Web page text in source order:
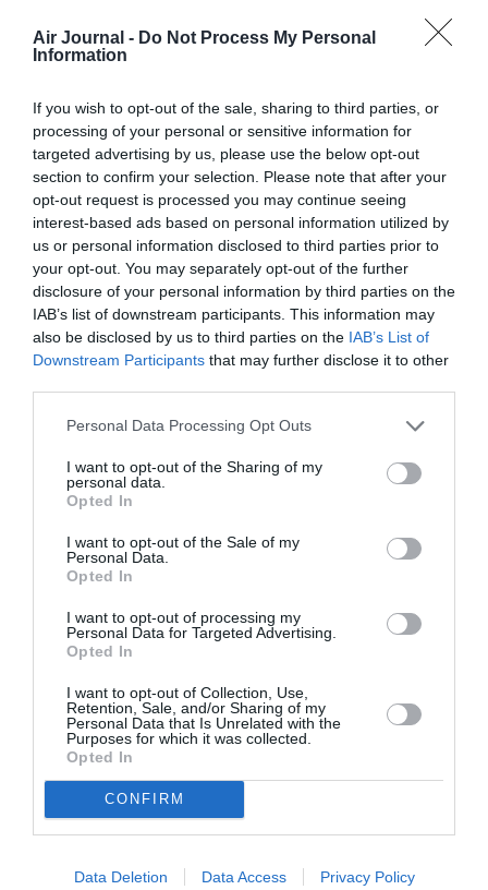
Air Journal - Do Not Process My Personal
Information
If you wish to opt-out of the sale, sharing to third parties, or
processing of your personal or sensitive information for
targeted advertising by us, please use the below opt-out
section to confirm your selection. Please note that after your
opt-out request is processed you may continue seeing
interest-based ads based on personal information utilized by
us or personal information disclosed to third parties prior to
your opt-out. You may separately opt-out of the further
disclosure of your personal information by third parties on the
IAB’s list of downstream participants. This information may
also be disclosed by us to third parties on the IAB’s List of
Downstream Participants that may further disclose it to other
Personal Data Processing Opt Outs
I want to opt-out of the Sharing of my
personal data.
Opted In
I want to opt-out of the Sale of my
Personal Data.
Opted In
I want to opt-out of processing my
Personal Data for Targeted Advertising.
Opted In
I want to opt-out of Collection, Use,
Retention, Sale, and/or Sharing of my
Personal Data that Is Unrelated with the
Purposes for which it was collected.
Opted In
CONFIRM
Data Deletion Data Access Privacy Policy
Emploi : Qatar Airways recrute
des hôtesses et stewards à
FAIRE UN DON
Appel aux lecteurs !
Soutenez Air Journal participezà son
développement !
Flynas ouvre une ligne directe entre Médine et
Bruxelles
Ibrahima commenté l'article :
Fiabilité du COMAC C919 : des anomalies signalées